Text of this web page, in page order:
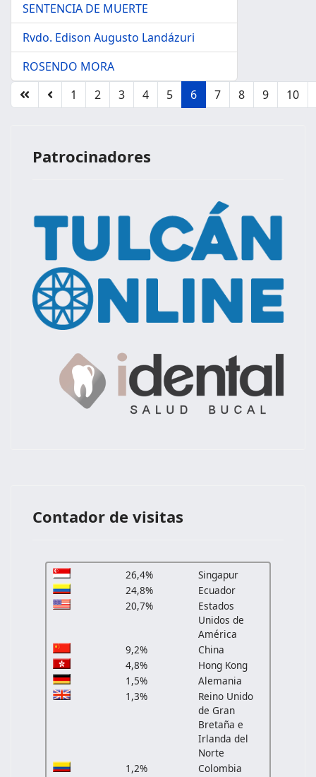
SENTENCIA DE MUERTE
Rvdo. Edison Augusto Landázuri
ROSENDO MORA
Página 6 de 42
1 2 3 4 5 6 7 8 9 10
Patrocinadores
Contador de visitas
26,4%
Singapur
24,8%
Ecuador
20,7%
Estados
Unidos de
América
9,2%
China
4,8%
Hong Kong
1,5%
Alemania
1,3%
Reino Unido
de Gran
Bretaña e
Irlanda del
Norte
1,2%
Colombia